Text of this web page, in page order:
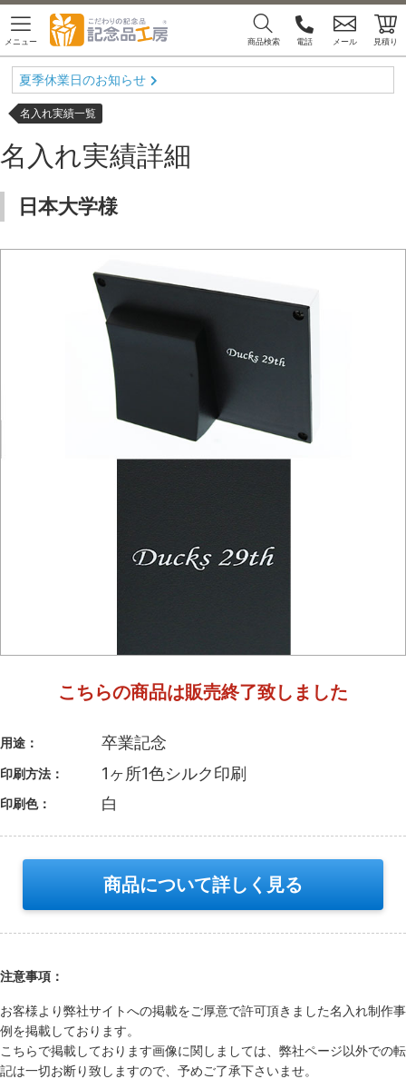
メニュー 商品検索 電話 メール 見積り
夏季休業日のお知らせ
名入れ実績一覧
名入れ実績詳細
日本大学様
こちらの商品は販売終了致しました
用途： 卒業記念
印刷方法： 1ヶ所1色シルク印刷
印刷色： 白
商品について詳しく見る
注意事項：
お客様より弊社サイトへの掲載をご厚意で許可頂きました名⼊れ制作事
例を掲載しております。
こちらで掲載しております画像に関しましては、弊社ページ以外での転
記は⼀切お断り致しますので、予めご了承下さいませ。